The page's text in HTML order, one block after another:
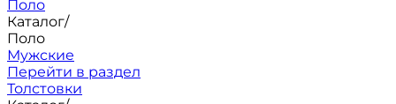
Поло
Каталог/
Поло
Мужские
Перейти в раздел
Толстовки